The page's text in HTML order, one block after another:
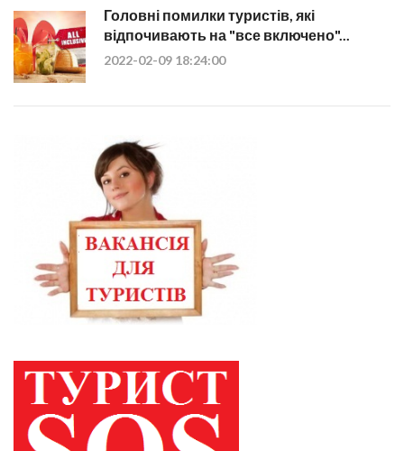
Головні помилки туристів, які
відпочивають на "все включено"...
2022-02-09 18:24:00